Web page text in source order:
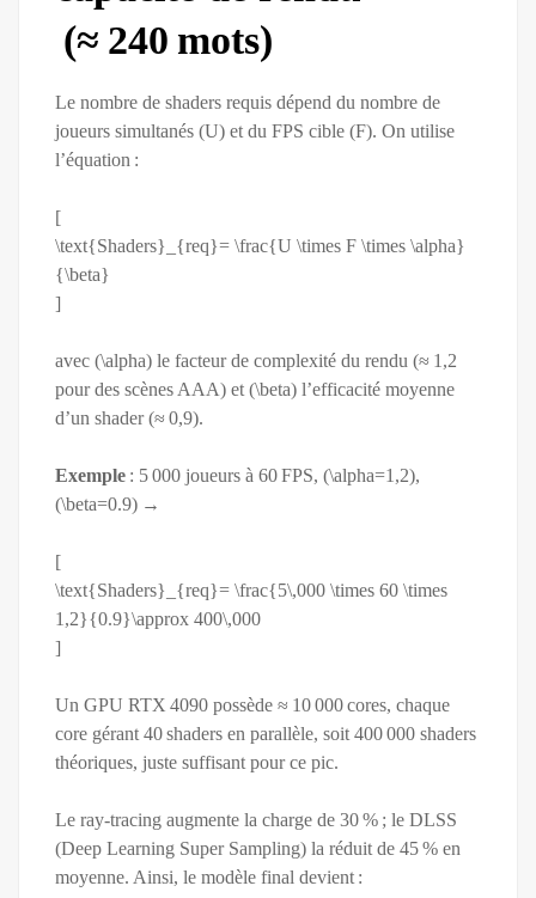
(≈ 240 mots)
Le nombre de shaders requis dépend du nombre de
joueurs simultanés (U) et du FPS cible (F). On utilise
l’équation :
[
\text{Shaders}_{req}= \frac{U \times F \times \alpha}
{\beta}
]
avec (\alpha) le facteur de complexité du rendu (≈ 1,2
pour des scènes AAA) et (\beta) l’efficacité moyenne
d’un shader (≈ 0,9).
Exemple : 5 000 joueurs à 60 FPS, (\alpha=1,2),
(\beta=0.9) →
[
\text{Shaders}_{req}= \frac{5\,000 \times 60 \times
1,2}{0.9}\approx 400\,000
]
Un GPU RTX 4090 possède ≈ 10 000 cores, chaque
core gérant 40 shaders en parallèle, soit 400 000 shaders
théoriques, juste suffisant pour ce pic.
Le ray‑tracing augmente la charge de 30 % ; le DLSS
(Deep Learning Super Sampling) la réduit de 45 % en
moyenne. Ainsi, le modèle final devient :